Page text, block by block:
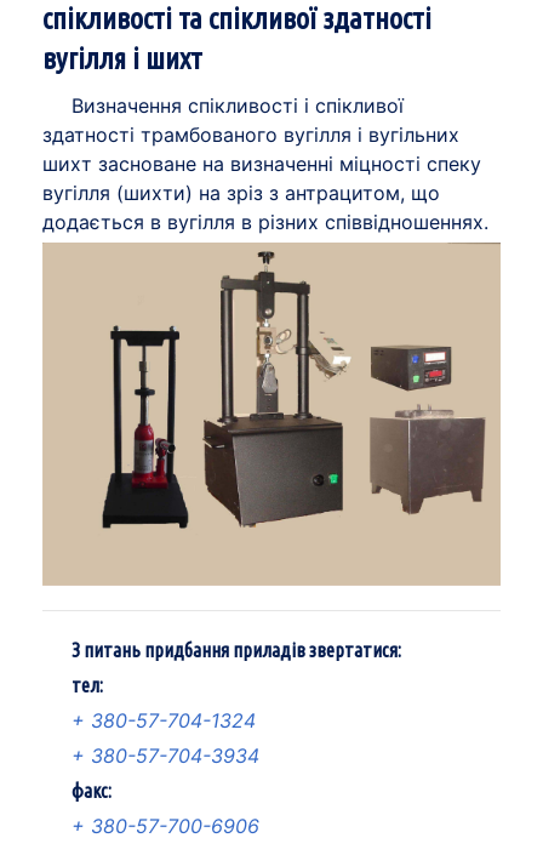
спікливості та спікливої здатності
вугілля і шихт
Визначення спікливості і спікливої
здатності трамбованого вугілля і вугільних
шихт засноване на визначенні міцності спеку
вугілля (шихти) на зріз з антрацитом, що
додається в вугілля в різних співвідношеннях.
З питань придбання приладів звертатися:
тел:
+ 380-57-704-1324
+ 380-57-704-3934
факс:
+ 380-57-700-6906